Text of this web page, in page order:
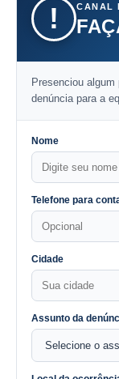
! CANAL
Presenciou
denúncia para a
Nome
Telefone para
Cidade
Assunto da